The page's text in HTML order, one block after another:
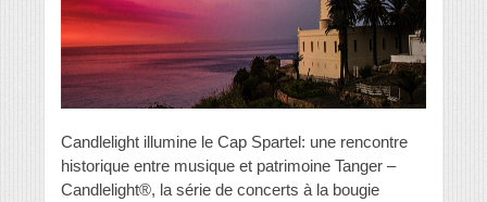
Candlelight illumine le Cap Spartel: une rencontre
historique entre musique et patrimoine Tanger –
Candlelight®, la série de concerts à la bougie